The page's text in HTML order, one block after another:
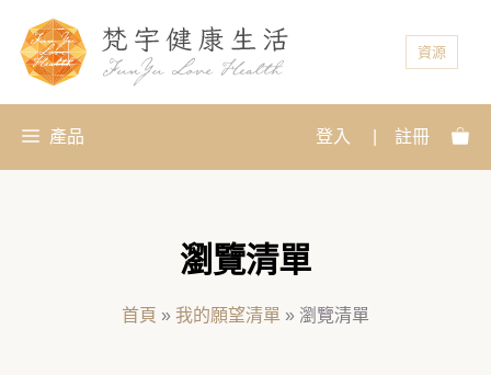
資源
產品 登入 註冊
瀏覽清單
首頁 » 我的願望清單 » 瀏覽清單